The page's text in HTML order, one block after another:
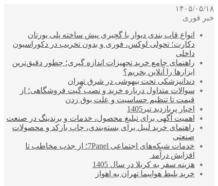
۱۴۰۵/۰۵/۱۸
خبر فوری
انواع قاب بندی دیوار با گچبری پیش ساخته پلی یورتان
دکارت؛ تحولی لوکس، فوری و بدون تخریب در دکوراسیون
داخلی
راهنمای جامع خرید تجهیزات اندازه گیری؛ چطور دقیق‌ترین
ابزارها را آنلاین بخریم؟
دندانپزشکی تحت بیهوشی در شرق تهران
سوالات متداول درباره خرید و نصب گیت فروشگاهی؛ از
قیمت تا تنظیم حساسیت و علت بوق زدن
اخبار پربازدید تیر1405
اهمیت آگهی برای تبلیغ محصول، خدمات و برندینگ در صنعت
راهنمای خرید لیبل برای بسته‌بندی، چاپ بارکد و محصولات
صنعتی
خدمات شبکه‌های اجتماعی 7Panel؛ از جذب مخاطب تا
افزایش درآمد
هزینه سفر به کربلا در سال 1405
خرید بلیط هواپیما تهران به اهواز